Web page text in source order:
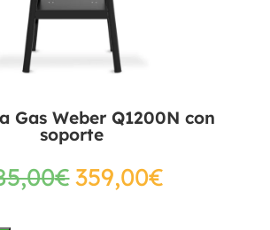
Gas Weber Q1200N con
soporte
€359,00€